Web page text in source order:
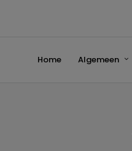
Home Algemeen